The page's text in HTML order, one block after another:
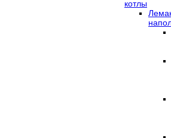
котлы